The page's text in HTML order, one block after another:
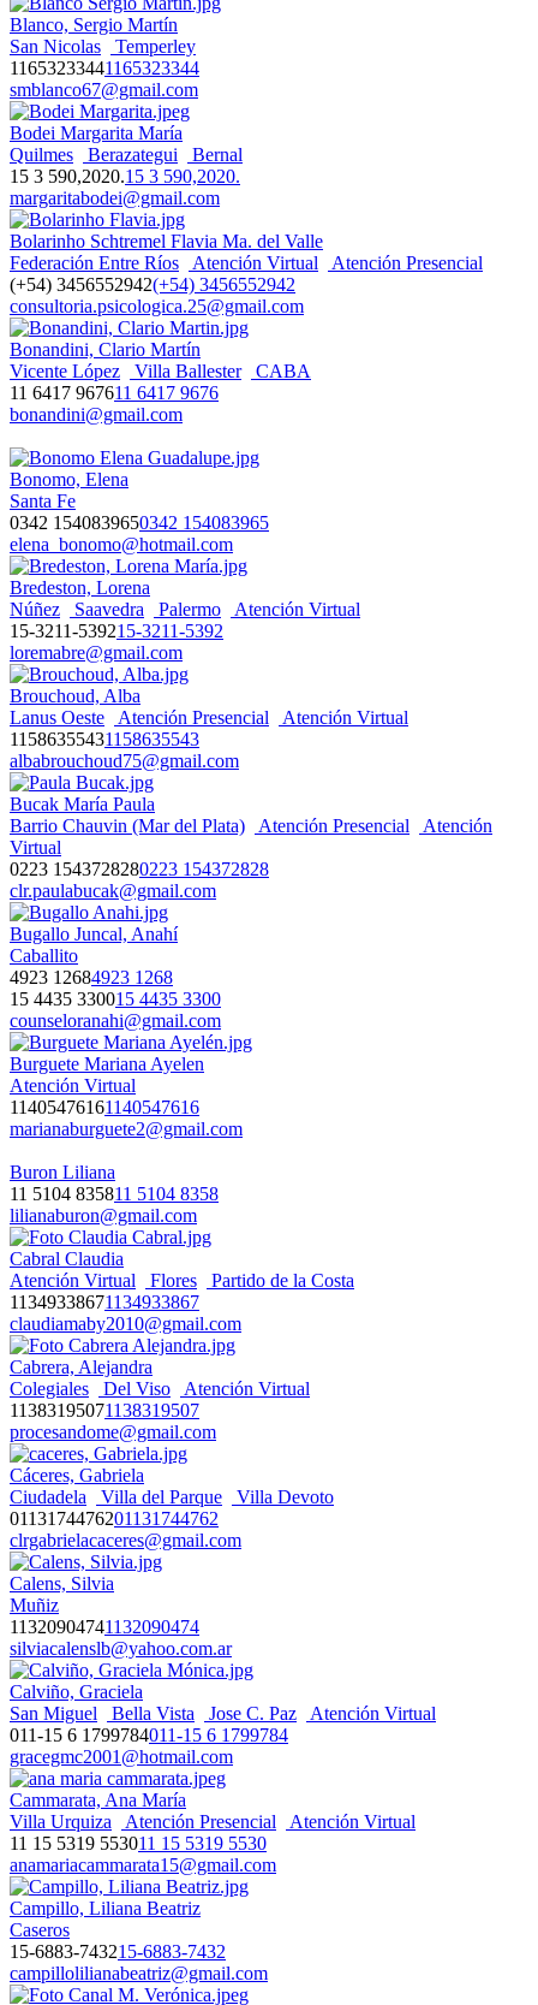
Blanco, Sergio Martín
San Nicolas
Temperley
11653233441165323344
smblanco67@gmail.com
Bodei Margarita María
Quilmes
Berazategui
Bernal
15 3 590,2020.15 3 590,2020.
margaritabodei@gmail.com
Bolarinho Schtremel Flavia Ma. del Valle
Federación Entre Ríos
Atención Virtual
Atención Presencial
(+54) 3456552942(+54) 3456552942
consultoria.psicologica.25@gmail.com
Bonandini, Clario Martín
Vicente López
Villa Ballester
CABA
11 6417 967611 6417 9676
bonandini@gmail.com
Bonomo, Elena
Santa Fe
0342 1540839650342 154083965
elena_bonomo@hotmail.com
Bredeston, Lorena
Núñez
Saavedra Palermo
Atención Virtual
15-3211-539215-3211-5392
loremabre@gmail.com
Brouchoud, Alba
Lanus Oeste
Atención Presencial
Atención Virtual
11586355431158635543
albabrouchoud75@gmail.com
Bucak María Paula
Barrio Chauvin (Mar del Plata)
Atención Presencial
Atención
Virtual
0223 1543728280223 154372828
clr.paulabucak@gmail.com
Bugallo Juncal, Anahí
Caballito
4923 12684923 1268
15 4435 330015 4435 3300
counseloranahi@gmail.com
Burguete Mariana Ayelen
Atención Virtual
11405476161140547616
marianaburguete2@gmail.com
Buron Liliana
11 5104 835811 5104 8358
lilianaburon@gmail.com
Cabral Claudia
Atención Virtual
Flores
Partido de la Costa
11349338671134933867
claudiamaby2010@gmail.com
Cabrera, Alejandra
Colegiales
Del Viso
Atención Virtual
11383195071138319507
procesandome@gmail.com
Cáceres, Gabriela
Ciudadela
Villa del Parque
Villa Devoto
0113174476201131744762
clrgabrielacaceres@gmail.com
Calens, Silvia
Muñiz
11320904741132090474
silviacalenslb@yahoo.com.ar
Calviño, Graciela
San Miguel
Bella Vista Jose C. Paz
Atención Virtual
011-15 6 1799784011-15 6 1799784
gracegmc2001@hotmail.com
Cammarata, Ana María
Villa Urquiza
Atención Presencial
Atención Virtual
11 15 5319 553011 15 5319 5530
anamariacammarata15@gmail.com
Campillo, Liliana Beatriz
Caseros
15-6883-743215-6883-7432
campillolilianabeatriz@gmail.com